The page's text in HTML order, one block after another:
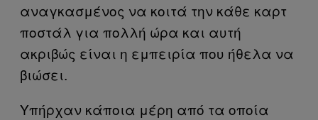
αναγκασμένος να κοιτά την κάθε καρτ
ποστάλ για πολλή ώρα και αυτή
ακριβώς είναι η εμπειρία που ήθελα να
βιώσει.
Υπήρχαν κάποια μέρη από τα οποία